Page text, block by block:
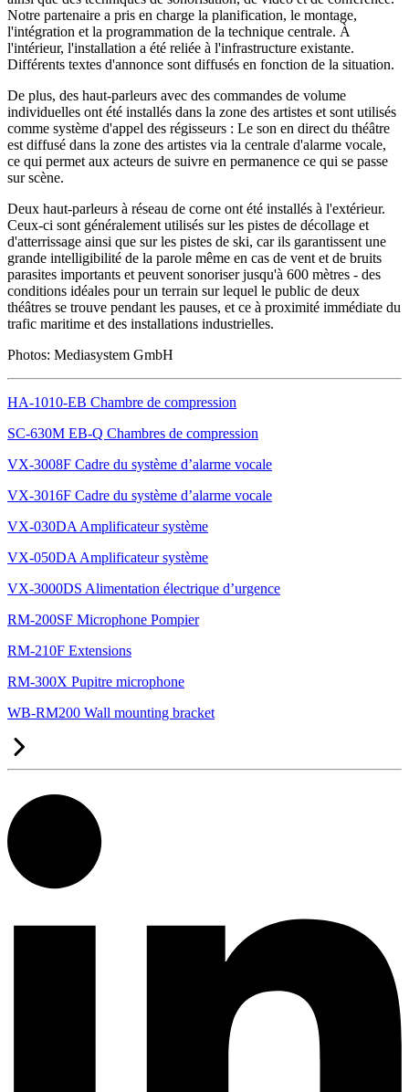
Notre partenaire a pris en charge la planification, le montage,
l'intégration et la programmation de la technique centrale. À
l'intérieur, l'installation a été reliée à l'infrastructure existante.
Différents textes d'annonce sont diffusés en fonction de la situation.
De plus, des haut-parleurs avec des commandes de volume
individuelles ont été installés dans la zone des artistes et sont utilisés
comme système d'appel des régisseurs : Le son en direct du théâtre
est diffusé dans la zone des artistes via la centrale d'alarme vocale,
ce qui permet aux acteurs de suivre en permanence ce qui se passe
sur scène.
Deux haut-parleurs à réseau de corne ont été installés à l'extérieur.
Ceux-ci sont généralement utilisés sur les pistes de décollage et
d'atterrissage ainsi que sur les pistes de ski, car ils garantissent une
grande intelligibilité de la parole même en cas de vent et de bruits
parasites importants et peuvent sonoriser jusqu'à 600 mètres - des
conditions idéales pour un terrain sur lequel le public de deux
théâtres se trouve pendant les pauses, et ce à proximité immédiate du
trafic maritime et des installations industrielles.
Photos: Mediasystem GmbH
HA-1010-EB Chambre de compression
SC-630M EB-Q Chambres de compression
VX-3008F Cadre du système d’alarme vocale
VX-3016F Cadre du système d’alarme vocale
VX-030DA Amplificateur système
VX-050DA Amplificateur système
VX-3000DS Alimentation électrique d’urgence
RM-200SF Microphone Pompier
RM-210F Extensions
RM-300X Pupitre microphone
WB-RM200 Wall mounting bracket